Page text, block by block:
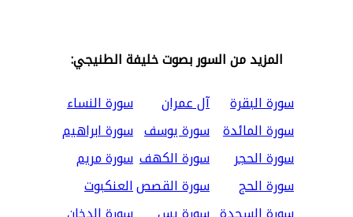
المزيد من السور بصوت خليفة الطنيجي:
سورة البقرة
آل عمران
سورة النساء
سورة المائدة سورة يوسف سورة ابراهيم
سورة الحجر
سورة الكهف سورة مريم
سورة الحج
سورة القصصالعنكبوت